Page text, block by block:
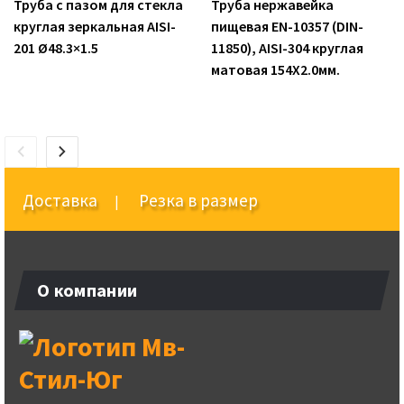
Труба с пазом для стекла
круглая зеркальная AISI-
201 Ø48.3×1.5
Труба нержавейка
пищевая EN-10357 (DIN-
11850), AISI-304 круглая
матовая 154X2.0мм.
Доставка| Резка в размер
О компании